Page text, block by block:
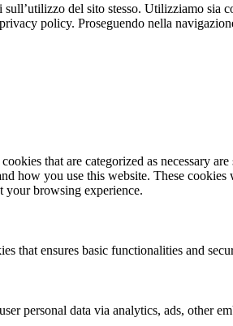
del sito stesso. Utilizziamo sia
policy. Proseguendo nella
that are categorized as necessary
how you use this website. These
your browsing experience.
that ensures basic functionalities and
personal data via analytics, ads, other